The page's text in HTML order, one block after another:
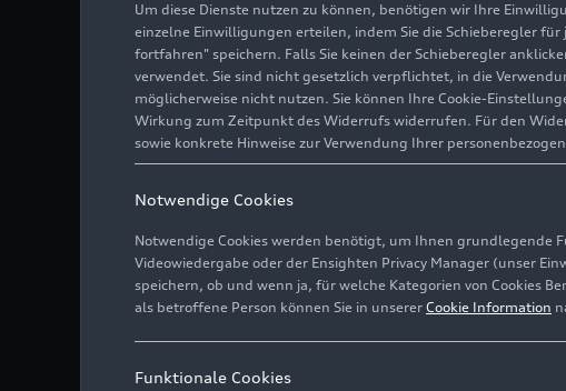
Um diese Dienste nutzen zu können, benötigen wir Ihre
einzelne Einwilligungen erteilen, indem Sie die Schieberegler
fortfahren" speichern. Falls Sie keinen der Schieberegler
verwendet. Sie sind nicht gesetzlich verpflichtet, in die
möglicherweise nicht nutzen. Sie können Ihre Cookie-
Wirkung zum Zeitpunkt des Widerrufs widerrufen. Für den
sowie konkrete Hinweise zur Verwendung Ihrer
Notwendige Cookies
Notwendige Cookies werden benötigt, um Ihnen grundlegende
Videowiedergabe oder der Ensighten Privacy Manager (unser
speichern, ob und wenn ja, für welche Kategorien von Cookies
als betroffene Person können Sie in unserer Cookie Information
Funktionale Cookies